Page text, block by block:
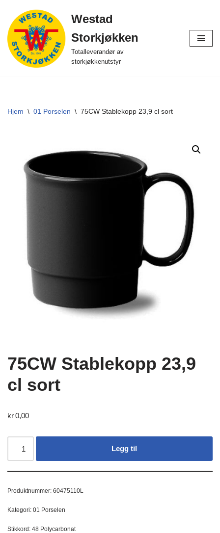
Hopp
til
innholdet
Westad
Storkjøkken
Totalleverandør av
storkjøkkenutstyr
Hjem \ 01 Porselen \ 75CW Stablekopp 23,9 cl sort
75CW Stablekopp 23,9
cl sort
kr0,00
Legg til
Produktnummer: 60475110L
Kategori: 01 Porselen
Stikkord: 48 Polycarbonat